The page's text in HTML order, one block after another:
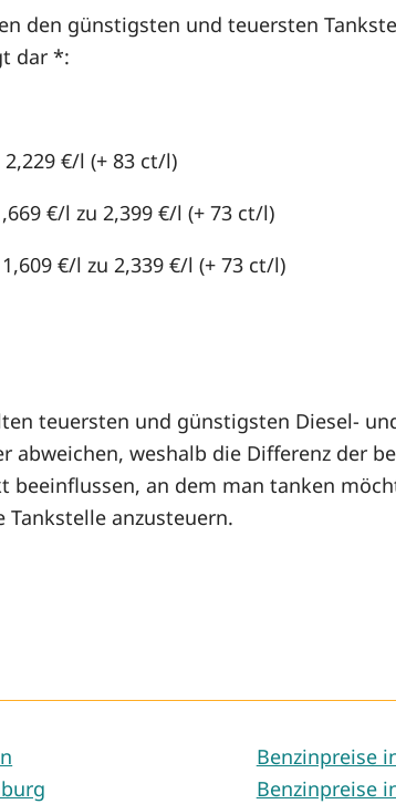
den günstigsten und teuersten
dar *:
€/l (+ 83 ct/l)
€/l zu 2,399 €/l (+ 73 ct/l)
€/l zu 2,339 €/l (+ 73 ct/l)
teuersten und günstigsten Diesel-
abweichen, weshalb die Differenz der
beeinflussen, an dem man tanken
anzusteuern.
Benzinpreise
Benzinpreise